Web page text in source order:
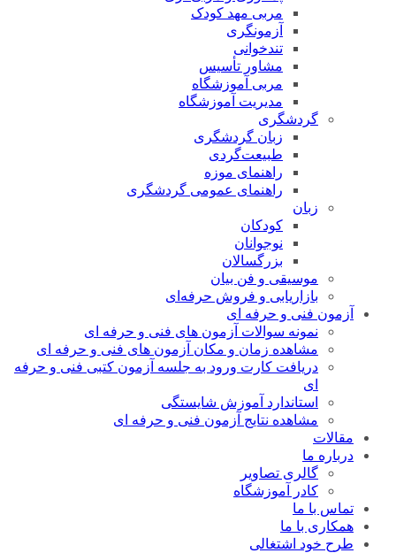
مربی مهد کودک
آزمونگری
تندخوانی
مشاور تأسیس
مربی آموزشگاه
مدیریت آموزشگاه
گردشگری
زبان گردشگری
طبیعت‌گردی
راهنمای موزه
راهنمای عمومی گردشگری
زبان
کودکان
نوجوانان
بزرگسالان
موسیقی و فن بیان
بازاریابی و فروش حرفه‌ای
آزمون فنی و حرفه ای
نمونه سوالات آزمون های فنی و حرفه ای
مشاهده زمان و مکان آزمون های فنی و حرفه ای
دریافت کارت ورود به جلسه آزمون کتبی فنی و حرفه
ای
استاندارد آموزش شایستگی
مشاهده نتایج آزمون فنی و حرفه ای
مقالات
درباره ما
گالری تصاویر
کادر آموزشگاه
تماس با ما
همکاری با ما
طرح خود اشتغالی